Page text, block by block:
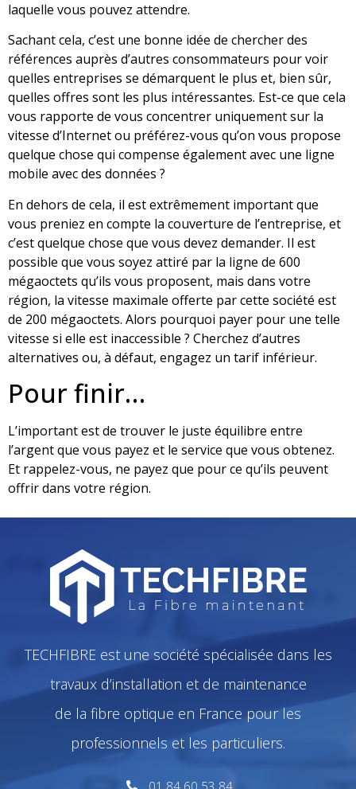
laquelle vous pouvez attendre.
Sachant cela, c’est une bonne idée de chercher des
références auprès d’autres consommateurs pour voir
quelles entreprises se démarquent le plus et, bien sûr,
quelles offres sont les plus intéressantes. Est-ce que cela
vous rapporte de vous concentrer uniquement sur la
vitesse d’Internet ou préférez-vous qu’on vous propose
quelque chose qui compense également avec une ligne
mobile avec des données ?
En dehors de cela, il est extrêmement important que
vous preniez en compte la couverture de l’entreprise, et
c’est quelque chose que vous devez demander. Il est
possible que vous soyez attiré par la ligne de 600
mégaoctets qu’ils vous proposent, mais dans votre
région, la vitesse maximale offerte par cette société est
de 200 mégaoctets. Alors pourquoi payer pour une telle
vitesse si elle est inaccessible ? Cherchez d’autres
alternatives ou, à défaut, engagez un tarif inférieur.
Pour finir…
L’important est de trouver le juste équilibre entre
l’argent que vous payez et le service que vous obtenez.
Et rappelez-vous, ne payez que pour ce qu’ils peuvent
offrir dans votre région.
TECHFIBRE est une société spécialisée dans les
travaux d’installation et de maintenance
de la fibre optique en France pour les
professionnels et les particuliers.
01 84 60 53 84